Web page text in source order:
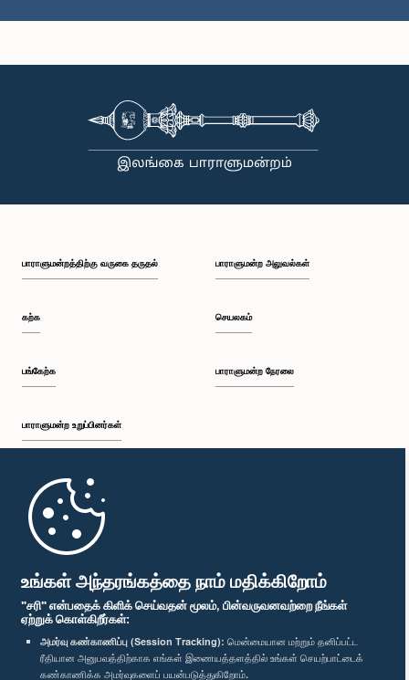
உங்கள் அந்தரங்கத்தை நாம் மதிக்கிறோம்
"சரி" என்பதைக் கிளிக் செய்வதன் மூலம், பின்வருவனவற்றை நீங்கள்
ஏற்றுக் கொள்கிறீர்கள்:
அமர்வு கண்காணிப்பு (Session Tracking): மென்மையான மற்றும் தனிப்பட்ட
ரீதியான அனுபவத்திற்காக எங்கள் இணையத்தளத்தில் உங்கள் செயற்பாட்டைக்
கண்காணிக்க அமர்வுகளைப் பயன்படுத்துகிறோம்.
கௌரவ ஜயந்த சமரவீர, பா.உ.
உறுப்பினர்
பாராளுமன்றத்திற்கு வருகை தருதல்
கற்க
பங்கேற்க
பாராளுமன்ற உறுப்பினர்கள்
முதற்பக்கம்
பாராளுமன்ற அலுவல்கள்
செயலகம்
பாராளுமன்ற நேரலை
பாராளுமன்ற கையடக்க செயலி
எம்மை பின்தொடர்க :